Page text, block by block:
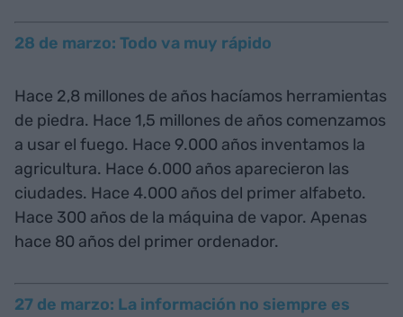
28 de marzo: Todo va muy rápido
Hace 2,8 millones de años hacíamos herramientas
de piedra. Hace 1,5 millones de años comenzamos
a usar el fuego. Hace 9.000 años inventamos la
agricultura. Hace 6.000 años aparecieron las
ciudades. Hace 4.000 años del primer alfabeto.
Hace 300 años de la máquina de vapor. Apenas
hace 80 años del primer ordenador.
27 de marzo: La información no siempre es